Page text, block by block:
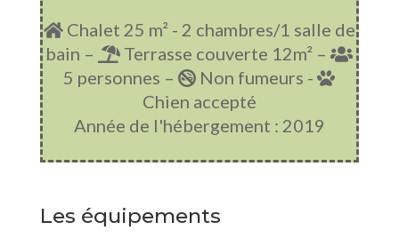
Chalet 25 m² - 2 chambres/1 salle de
bain –
Terrasse couverte 12m² –
5 personnes –
Non fumeurs -
Chien accepté
Année de l'hébergement : 2019
Les équipements